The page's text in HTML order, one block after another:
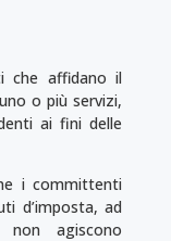
che affidano il
o più servizi,
ai fini delle
i committenti
d’imposta, ad
agiscono